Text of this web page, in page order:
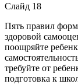
Слайд 18
Пять правил
здоровой
поощряйте
требуйте от
подготовка к